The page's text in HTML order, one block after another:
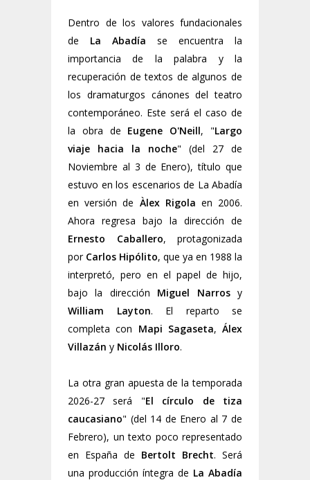
Dentro de los valores fundacionales
de La Abadía se encuentra la
importancia de la palabra y la
recuperación de textos de algunos de
los dramaturgos cánones del teatro
contemporáneo. Este será el caso de
la obra de Eugene O'Neill, "Largo
viaje hacia la noche" (del 27 de
Noviembre al 3 de Enero), título que
estuvo en los escenarios de La Abadía
en versión de Àlex Rigola en 2006.
Ahora regresa bajo la dirección de
Ernesto Caballero, protagonizada
por Carlos Hipólito, que ya en 1988 la
interpretó, pero en el papel de hijo,
bajo la dirección Miguel Narrosy
William Layton. El reparto se
completa con Mapi Sagaseta, Álex
Villazán y Nicolás Illoro.
La otra gran apuesta de la temporada
2026-27 será "El círculo de tiza
caucasiano" (del 14 de Enero al 7 de
Febrero), un texto poco representado
en España de Bertolt Brecht. Será
una producción íntegra de La Abadía